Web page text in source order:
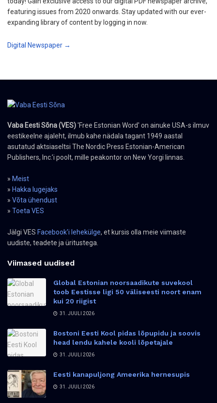
featuring issues from 2020 onwards. Stay updated with our ever-
expanding library of content by logging in now.
Digital Newspaper →
Vaba Eesti Sõna (VES)'Free Estonian Word' on ainuke USA-s ilmuv
eestikeelne ajaleht, ilmub kahe nädala tagant 1949 aastal
asutatud aktsiaseltsi The Nordic Press Estonian-American
Publishers, Inc.’i poolt, mille peakontor on New Yorgi linnas.
» Meist
» Hakka lugejaks
» Võta ühendust
» Toeta VES
Jälgi VES Facebook'i lehekülge, et kursis olla meie viimaste
uudiste, teadete ja üritustega.
Viimased uudised
Global Estonian noorsaadikute suvekool
toob Eestisse ligi 50 väliseesti noort enam
kui 20 riigist
31. JUULI 2026
Bostoni Eesti Kool pidas lõpupidu ja soovis
head lendu kahele kooli lõpetajale
31. JUULI 2026
Eesti kanapuljong Ameerika hernesupis
31. JUULI 2026